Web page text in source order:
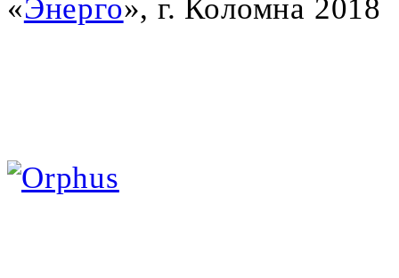
«Энерго», г. Коломна 2018